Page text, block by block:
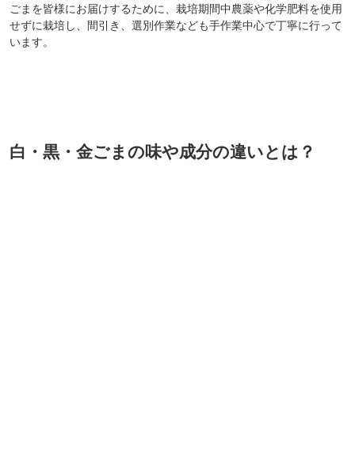
ごまを皆様にお届けするために、栽培期間中農薬や化学肥料を使用
せずに栽培し、間引き、選別作業なども手作業中心で丁寧に行って
います。
白・黒・金ごまの味や成分の違いとは？